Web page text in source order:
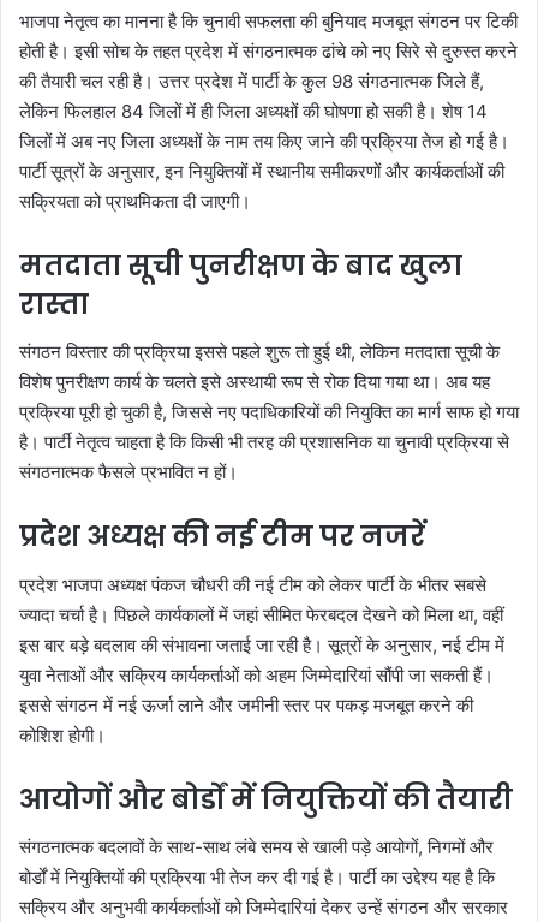
भाजपा नेतृत्व का मानना है कि चुनावी सफलता की बुनियाद मजबूत संगठन पर टिकी
होती है। इसी सोच के तहत प्रदेश में संगठनात्मक ढांचे को नए सिरे से दुरुस्त करने
की तैयारी चल रही है। उत्तर प्रदेश में पार्टी के कुल 98 संगठनात्मक जिले हैं,
लेकिन फिलहाल 84 जिलों में ही जिला अध्यक्षों की घोषणा हो सकी है। शेष 14
जिलों में अब नए जिला अध्यक्षों के नाम तय किए जाने की प्रक्रिया तेज हो गई है।
पार्टी सूत्रों के अनुसार, इन नियुक्तियों में स्थानीय समीकरणों और कार्यकर्ताओं की
सक्रियता को प्राथमिकता दी जाएगी।
मतदाता सूची पुनरीक्षण के बाद खुला
रास्ता
संगठन विस्तार की प्रक्रिया इससे पहले शुरू तो हुई थी, लेकिन मतदाता सूची के
विशेष पुनरीक्षण कार्य के चलते इसे अस्थायी रूप से रोक दिया गया था। अब यह
प्रक्रिया पूरी हो चुकी है, जिससे नए पदाधिकारियों की नियुक्ति का मार्ग साफ हो गया
है। पार्टी नेतृत्व चाहता है कि किसी भी तरह की प्रशासनिक या चुनावी प्रक्रिया से
संगठनात्मक फैसले प्रभावित न हों।
प्रदेश अध्यक्ष की नई टीम पर नजरें
प्रदेश भाजपा अध्यक्ष पंकज चौधरी की नई टीम को लेकर पार्टी के भीतर सबसे
ज्यादा चर्चा है। पिछले कार्यकालों में जहां सीमित फेरबदल देखने को मिला था, वहीं
इस बार बड़े बदलाव की संभावना जताई जा रही है। सूत्रों के अनुसार, नई टीम में
युवा नेताओं और सक्रिय कार्यकर्ताओं को अहम जिम्मेदारियां सौंपी जा सकती हैं।
इससे संगठन में नई ऊर्जा लाने और जमीनी स्तर पर पकड़ मजबूत करने की
कोशिश होगी।
आयोगों और बोर्डों में नियुक्तियों की तैयारी
संगठनात्मक बदलावों के साथ-साथ लंबे समय से खाली पड़े आयोगों, निगमों और
बोर्डों में नियुक्तियों की प्रक्रिया भी तेज कर दी गई है। पार्टी का उद्देश्य यह है कि
सक्रिय और अनुभवी कार्यकर्ताओं को जिम्मेदारियां देकर उन्हें संगठन और सरकार